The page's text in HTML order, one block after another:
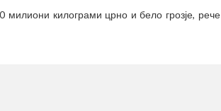
килограми црно и бело грозје,